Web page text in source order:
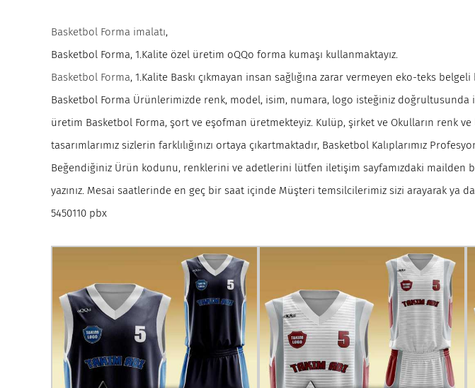
Basketbol Forma imalatı,
Basketbol Forma, 1.Kalite özel üretim oQQo forma kumaşı kullanmaktayız.
Basketbol Forma, 1.Kalite Baskı çıkmayan insan sağlığına zarar vermeyen eko-teks
Basketbol Forma Ürünlerimizde renk, model, isim, numara, logo isteğiniz
üretim Basketbol Forma, şort ve eşofman üretmekteyiz. Kulüp, şirket ve Okulların renk ve
tasarımlarımız sizlerin farklılığınızı ortaya çıkartmaktadır, Basketbol Kalıplarımız
Beğendiğiniz Ürün kodunu, renklerini ve adetlerini lütfen iletişim sayfamızdaki mailden
yazınız. Mesai saatlerinde en geç bir saat içinde Müşteri temsilcilerimiz sizi arayarak ya
5450110 pbx